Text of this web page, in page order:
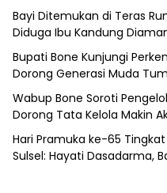
Bayi Ditemukan di Teras
Diduga Ibu Kandung
Bupati Bone Kunjungi
Dorong Generasi Muda
Wabup Bone Soroti
Dorong Tata Kelola Makin
Hari Pramuka ke-65
Sulsel: Hayati Dasadarma,